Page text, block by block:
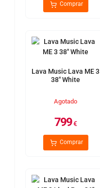
Comprar
Lava Music Lava ME 3
38" White
Agotado
799€
Comprar